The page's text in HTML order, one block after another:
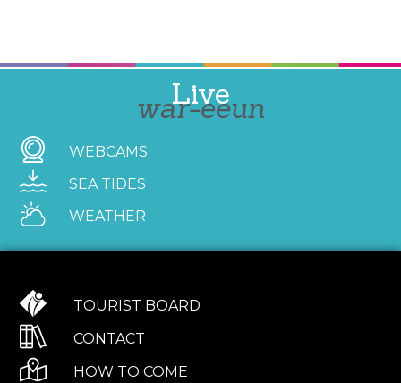
Live
war-eeun
WEBCAMS
SEA TIDES
WEATHER
TOURIST BOARD
CONTACT
HOW TO COME